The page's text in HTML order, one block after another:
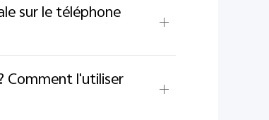
sur le téléphone
Comment l'utiliser